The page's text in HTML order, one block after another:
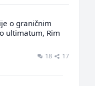
o graničnim
ultimatum, Rim
18 17